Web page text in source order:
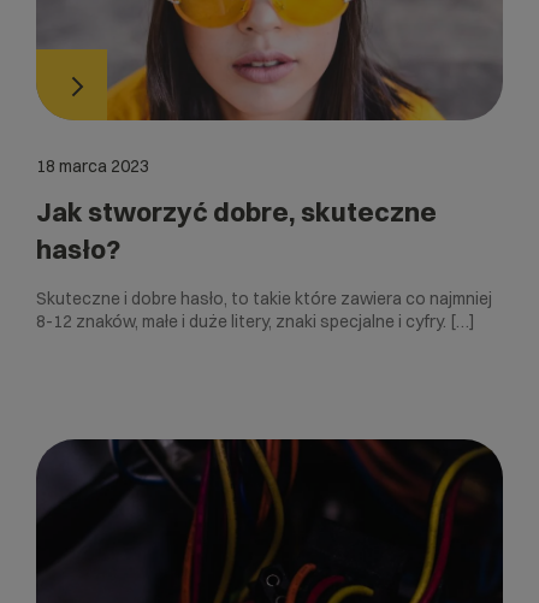
18 marca 2023
Jak stworzyć dobre, skuteczne
hasło?
Skuteczne i dobre hasło, to takie które zawiera co najmniej
8-12 znaków, małe i duże litery, znaki specjalne i cyfry. […]